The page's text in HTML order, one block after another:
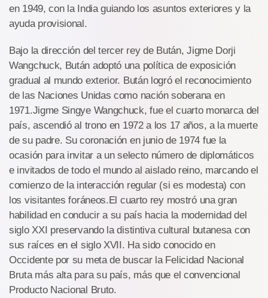
en 1949, con la India guiando los asuntos exteriores y la
ayuda provisional.
Bajo la dirección del tercer rey de Bután, Jigme Dorji
Wangchuck, Bután adoptó una política de exposición
gradual al mundo exterior. Bután logró el reconocimiento
de las Naciones Unidas como nación soberana en
1971.Jigme Singye Wangchuck, fue el cuarto monarca del
país, ascendió al trono en 1972 a los 17 años, a la muerte
de su padre. Su coronación en junio de 1974 fue la
ocasión para invitar a un selecto número de diplomáticos
e invitados de todo el mundo al aislado reino, marcando el
comienzo de la interacción regular (si es modesta) con
los visitantes foráneos.El cuarto rey mostró una gran
habilidad en conducir a su país hacia la modernidad del
siglo XXI preservando la distintiva cultural butanesa con
sus raíces en el siglo XVII. Ha sido conocido en
Occidente por su meta de buscar la Felicidad Nacional
Bruta más alta para su país, más que el convencional
Producto Nacional Bruto.